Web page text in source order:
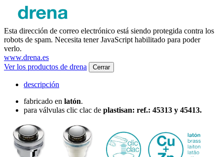
Esta dirección de correo electrónico está siendo protegida contra los
robots de spam. Necesita tener JavaScript habilitado para poder
verlo.
www.drena.es
Ver los productos de drena
Cerrar
descripción
fabricado en latón.
para válvulas clic clac de plastisan: ref.: 45313 y 45413.